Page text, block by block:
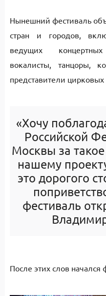
Нынешний фестиваль
стран и городов,
ведущих
вокалисты, танцоры,
представители
«Хочу
Российской
Москвы за
нашему
это дорогого
фестиваль
После этих слов начался